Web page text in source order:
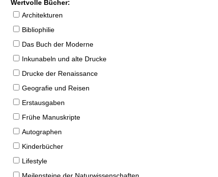
Wertvolle Bücher:
Architekturen
Bibliophilie
Das Buch der Moderne
Inkunabeln und alte Drucke
Drucke der Renaissance
Geografie und Reisen
Erstausgaben
Frühe Manuskripte
Autographen
Kinderbücher
Lifestyle